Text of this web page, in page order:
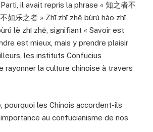
il avait repris la phrase « 知之者不
如乐之者 » Zhī zhī zhě bùrú hào zhī
lè zhī zhě, signifiant « Savoir est
est mieux, mais y prendre plaisir
les instituts Confucius
rayonner la culture chinoise à travers
pourquoi les Chinois accordent-ils
au confucianisme de nos